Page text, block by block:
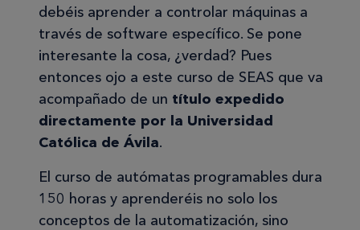
debéis aprender a controlar máquinas a
través de software específico. Se pone
interesante la cosa, ¿verdad? Pues
entonces ojo a este curso de SEAS que va
acompañado de un título expedido
directamente por la Universidad
Católica de Ávila.
El curso de autómatas programables dura
150 horas y aprenderéis no solo los
conceptos de la automatización, sino